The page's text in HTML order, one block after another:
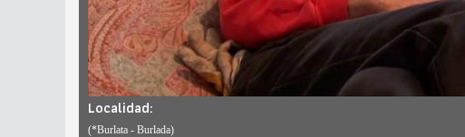
Localidad:
(*Burlata - Burlada)